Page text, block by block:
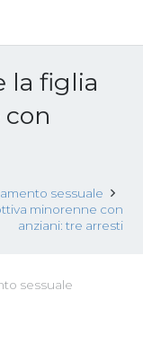
la figlia
sessuale
minorenne con
anziani: tre arresti
sessuale